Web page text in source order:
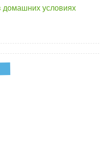
домашних условиях